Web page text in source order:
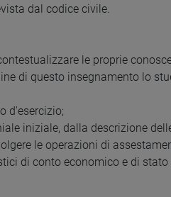
dal codice civile.
le proprie
di questo insegnamento lo
d'esercizio;
iniziale, dalla descrizione
le operazioni di
di conto economico e di